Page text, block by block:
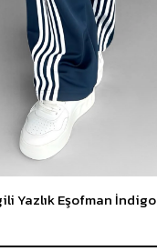
Yazlık Eşofman İndigo